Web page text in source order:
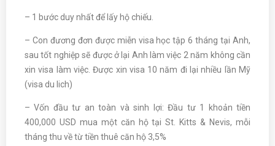
– 1 bước duy nhất để lấy hộ chiếu.
– Con đương đơn được miễn visa học tập 6 tháng tại Anh,
sau tốt nghiệp sẽ được ở lại Anh làm việc 2 năm không cần
xin visa làm việc. Được xin visa 10 năm đi lại nhiều lần Mỹ
(visa du lich)
– Vốn đầu tư an toàn và sinh lợi: Đầu tư 1 khoản tiền
400,000 USD mua một căn hộ tại St. Kitts & Nevis, mỗi
tháng thu về từ tiền thuê căn hộ 3,5%